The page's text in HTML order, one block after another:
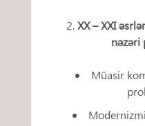
XX – XXI
nəzəri
Müasir